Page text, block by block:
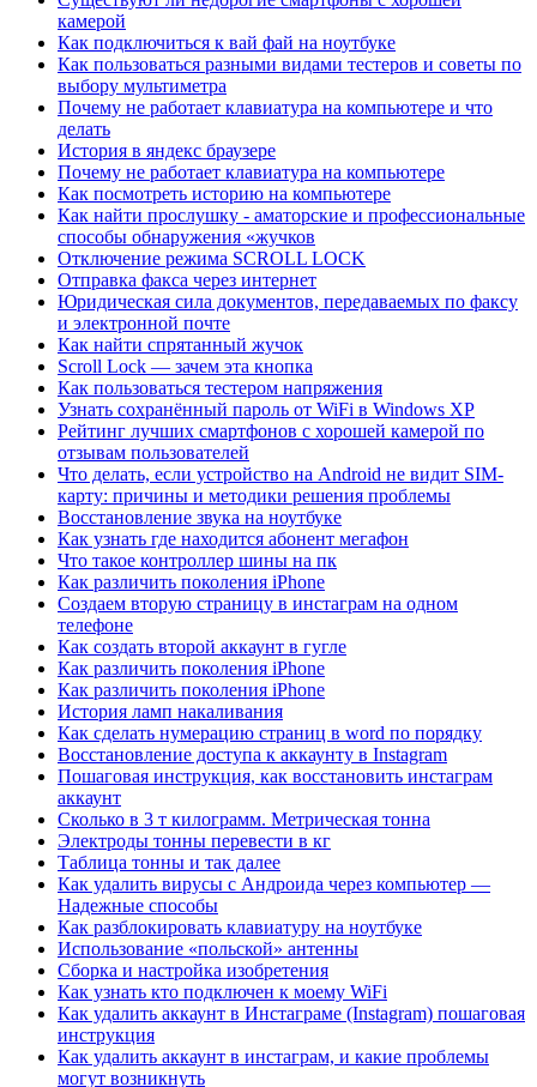
камерой
Как подключиться к вай фай на ноутбуке
Как пользоваться разными видами тестеров и советы по
выбору мультиметра
Почему не работает клавиатура на компьютере и что
делать
История в яндекс браузере
Почему не работает клавиатура на компьютере
Как посмотреть историю на компьютере
Как найти прослушку - аматорские и профессиональные
способы обнаружения «жучков
Отключение режима SCROLL LOCK
Отправка факса через интернет
Юридическая сила документов, передаваемых по факсу
и электронной почте
Как найти спрятанный жучок
Scroll Lock — зачем эта кнопка
Как пользоваться тестером напряжения
Узнать сохранённый пароль от WiFi в Windows XP
Рейтинг лучших смартфонов с хорошей камерой по
отзывам пользователей
Что делать, если устройство на Android не видит SIM-
карту: причины и методики решения проблемы
Восстановление звука на ноутбуке
Как узнать где находится абонент мегафон
Что такое контроллер шины на пк
Как различить поколения iPhone
Создаем вторую страницу в инстаграм на одном
телефоне
Как создать второй аккаунт в гугле
Как различить поколения iPhone
Как различить поколения iPhone
История ламп накаливания
Как сделать нумерацию страниц в word по порядку
Восстановление доступа к аккаунту в Instagram
Пошаговая инструкция, как восстановить инстаграм
аккаунт
Сколько в 3 т килограмм. Метрическая тонна
Электроды тонны перевести в кг
Таблица тонны и так далее
Как удалить вирусы с Андроида через компьютер —
Надежные способы
Как разблокировать клавиатуру на ноутбуке
Использование «польской» антенны
Сборка и настройка изобретения
Как узнать кто подключен к моему WiFi
Как удалить аккаунт в Инстаграме (Instagram) пошаговая
инструкция
Как удалить аккаунт в инстаграм, и какие проблемы
могут возникнуть